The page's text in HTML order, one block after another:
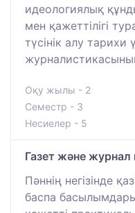
идеологиялық
мен қажеттілігі
түсінік алу тарихи
Оқу жылы - 2
Семестр - 3
Несиелер - 5
Газет және
Пәннің негізінде
баспа